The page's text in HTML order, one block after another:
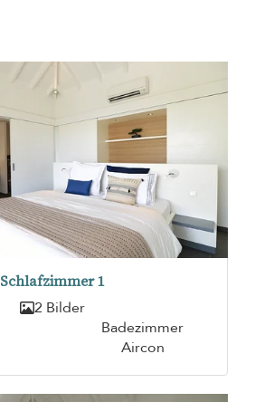
Schlafzimmer 1
2 Bilder
Badezimmer
Aircon